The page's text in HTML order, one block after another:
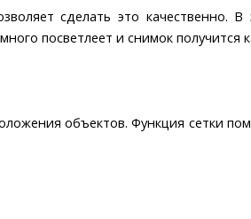
сделать это качественно.
посветлеет и снимок получится
объектов. Функция сетки